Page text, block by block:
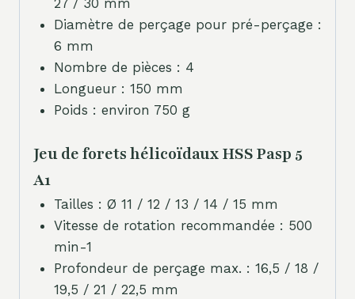
27 / 30 mm
Diamètre de perçage pour pré-perçage :
6 mm
Nombre de pièces : 4
Longueur : 150 mm
Poids : environ 750 g
Jeu de forets hélicoïdaux HSS Pasp 5
A1
Tailles : Ø 11 / 12 / 13 / 14 / 15 mm
Vitesse de rotation recommandée : 500
min-1
Profondeur de perçage max. : 16,5 / 18 /
19,5 / 21 / 22,5 mm